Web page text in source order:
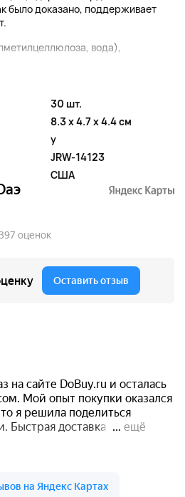
было доказано, поддерживает
вода),
30 шт.
8.3 x 4.7 x 4.4 см
y
JRW-14123
США